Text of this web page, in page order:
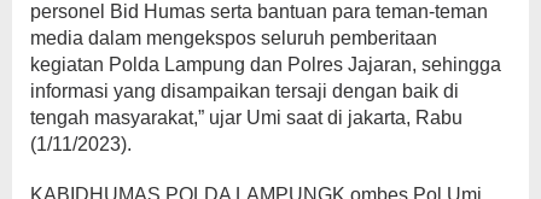
personel Bid Humas serta bantuan para teman-teman
media dalam mengekspos seluruh pemberitaan
kegiatan Polda Lampung dan Polres Jajaran, sehingga
informasi yang disampaikan tersaji dengan baik di
tengah masyarakat,” ujar Umi saat di jakarta, Rabu
(1/11/2023).